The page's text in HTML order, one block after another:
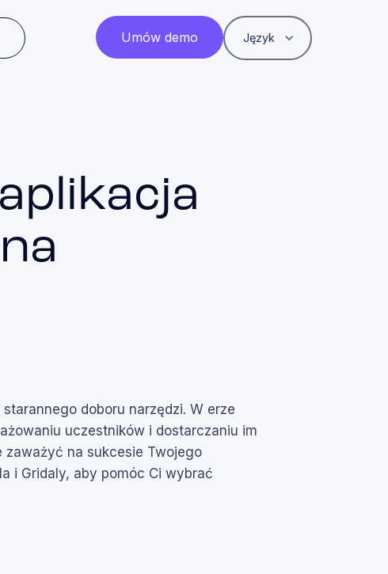
Umów demo Język
doboru narzędzi. W erze
uczestników i dostarczaniu im
na sukcesie Twojego
i Gridaly, aby pomóc Ci wybrać